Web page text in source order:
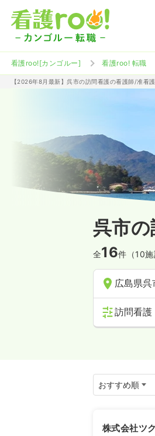
看護roo![カンゴルー] 看護roo! 転職
【2026年8月最新】呉市の訪問看護の看護師/准看
呉市
全16件（10施
広島県呉
訪問看護
株式会社ツ